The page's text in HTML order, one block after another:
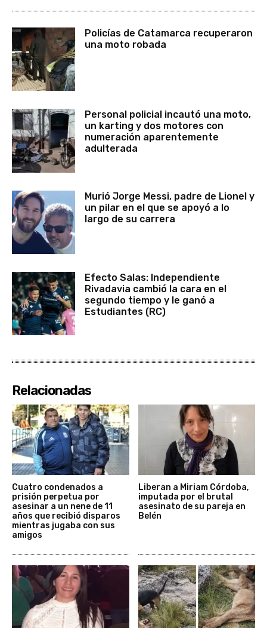
Policías de Catamarca recuperaron
una moto robada
Personal policial incautó una moto,
un karting y dos motores con
numeración aparentemente
adulterada
Murió Jorge Messi, padre de Lionel y
un pilar en el que se apoyó a lo
largo de su carrera
Efecto Salas: Independiente
Rivadavia cambió la cara en el
segundo tiempo y le ganó a
Estudiantes (RC)
Relacionadas
Cuatro condenados a
prisión perpetua por
asesinar a un nene de 11
años que recibió disparos
mientras jugaba con sus
amigos
Liberan a Miriam Córdoba,
imputada por el brutal
asesinato de su pareja en
Belén